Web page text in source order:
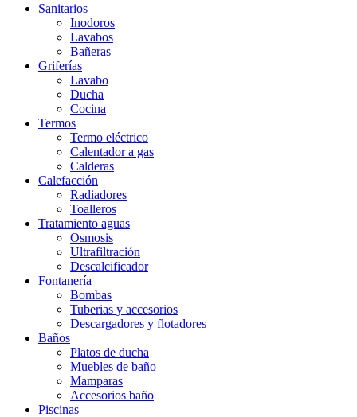
Sanitarios
Inodoros
Lavabos
Bañeras
Griferías
Lavabo
Ducha
Cocina
Termos
Termo eléctrico
Calentador a gas
Calderas
Calefacción
Radiadores
Toalleros
Tratamiento aguas
Osmosis
Ultrafiltración
Descalcificador
Fontanería
Bombas
Tuberias y accesorios
Descargadores y flotadores
Baños
Platos de ducha
Muebles de baño
Mamparas
Accesorios baño
Piscinas